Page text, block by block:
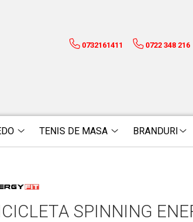
0732161411 0722 348 216
TENIS DE MASA BRANDURI
SPINNING